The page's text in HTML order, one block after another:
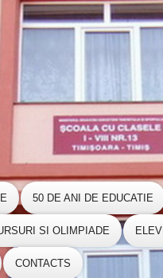
50 DE ANI DE EDUCATIE
SI OLIMPIADE ELEVI
CONTACTS